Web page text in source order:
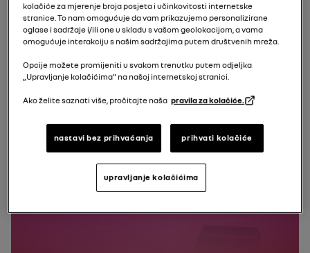
kolačiće za mjerenje broja posjeta i učinkovitosti internetske
stranice. To nam omogućuje da vam prikazujemo personalizirane
oglase i sadržaje i/ili one u skladu s vašom geolokacijom, a vama
omogućuje interakciju s našim sadržajima putem društvenih mreža.
Opcije možete promijeniti u svakom trenutku putem odjeljka
„Upravljanje kolačićima” na našoj internetskoj stranici.
Ako želite saznati više, pročitajte naša pravila za kolačiće.
nastavi bez prihvaćanja prihvati kolačiće
upravljanje kolačićima